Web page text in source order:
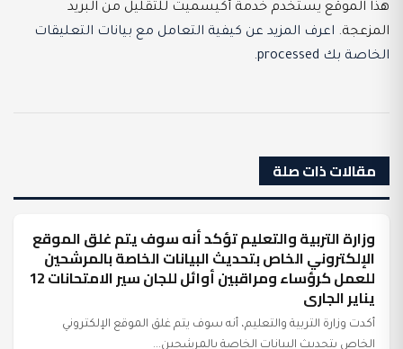
هذا الموقع يستخدم خدمة أكيسميت للتقليل من البريد
المزعجة. اعرف المزيد عن كيفية التعامل مع بيانات التعليقات
الخاصة بك processed
.
مقالات ذات صلة
عرب وعالم
وزارة التربية والتعليم تؤكد أنه سوف يتم غلق الموقع
الإلكتروني الخاص بتحديث البيانات الخاصة بالمرشحين
للعمل كرؤساء ومراقبين أوائل للجان سير الامتحانات 12
يناير الجارى
أكدت وزارة التربية والتعليم، أنه سوف يتم غلق الموقع الإلكتروني
الخاص بتحديث البيانات الخاصة بالمرشحين...